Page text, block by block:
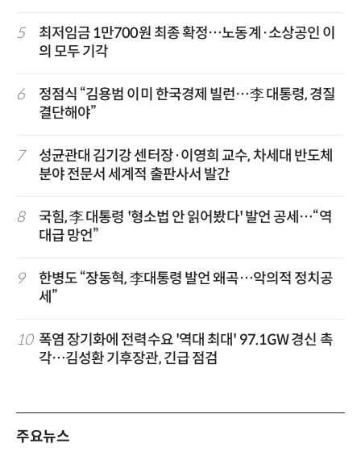
5
최저임금 1만700원 최종 확정…노동계·소상공인 이
의 모두 기각
6
정점식 “김용범 이미 한국경제 빌런…李 대통령, 경질
결단해야”
7
성균관대 김기강 센터장·이영희 교수, 차세대 반도체
분야 전문서 세계적 출판사서 발간
8
국힘, 李 대통령 '형소법 안 읽어봤다' 발언 공세…“역
대급 망언”
9
한병도 “장동혁, 李대통령 발언 왜곡…악의적 정치공
세”
10 폭염 장기화에 전력수요 '역대 최대' 97.1GW 경신 촉
각…김성환 기후장관, 긴급 점검
주요뉴스